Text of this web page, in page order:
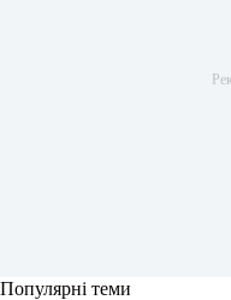
Популярні теми